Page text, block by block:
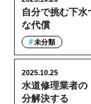
自分で挑む下水
な代償
未分類
水道修理業者の
分解決する
2025.10.25